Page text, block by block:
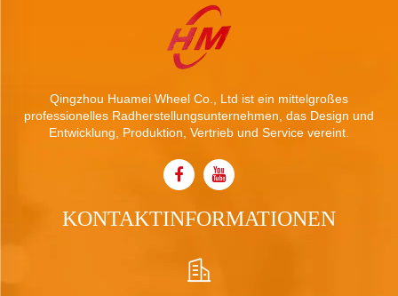
Qingzhou Huamei Wheel Co., Ltd ist ein mittelgroßes
professionelles Radherstellungsunternehmen, das Design und
Entwicklung, Produktion, Vertrieb und Service vereint.
KONTAKTINFORMATIONEN